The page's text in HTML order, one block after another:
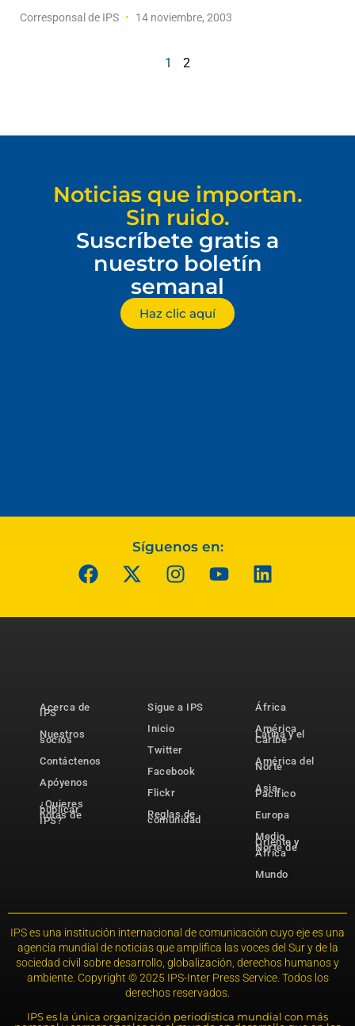
Corresponsal de IPS 14 noviembre, 2003
1 2
Noticias que importan.
Sin ruido.
Suscríbete gratis a
nuestro boletín
semanal
Haz clic aquí
Síguenos en:
Acerca de
IPS
Nuestros
socios
Contáctenos
Apóyenos
¿Quieres
publicar
notas de
IPS?
Sigue a IPS
Inicio
Twitter
Facebook
Flickr
Reglas de
comunidad
África
América
Latina y el
Caribe
América del
Norte
Asia-
Pacífico
Europa
Medio
Oriente y
Norte de
África
Mundo
IPS es una institución internacional de comunicación cuyo eje es una
agencia mundial de noticias que amplifica las voces del Sur y de la
sociedad civil sobre desarrollo, globalización, derechos humanos y
ambiente. Copyright © 2025 IPS-Inter Press Service. Todos los
derechos reservados.
IPS es la única organización periodística mundial con más